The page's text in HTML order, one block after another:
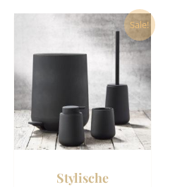
Sale!
Stylische
Dieses
Produkt
weist
mehrere
Varianten
auf.
Die
Optionen